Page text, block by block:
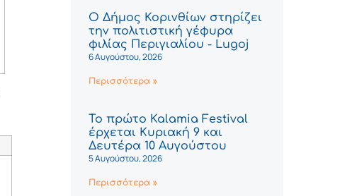
Ο Δήμος Κορινθίων στηρίζει
την πολιτιστική γέφυρα
φιλίας Περιγιαλίου - Lugoj
6 Αυγούστου, 2026
Περισσότερα »
Το πρώτο Kalamia Festival
έρχεται Κυριακή 9 και
Δευτέρα 10 Αυγούστου
5 Αυγούστου, 2026
Περισσότερα »